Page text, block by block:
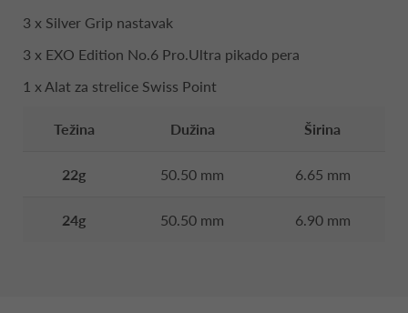
3 x Silver Grip nastavak
3 x EXO Edition No.6 Pro.Ultra pikado pera
1 x Alat za strelice Swiss Point
Težina Dužina Širina
22g 50.50 mm 6.65 mm
24g 50.50 mm 6.90 mm